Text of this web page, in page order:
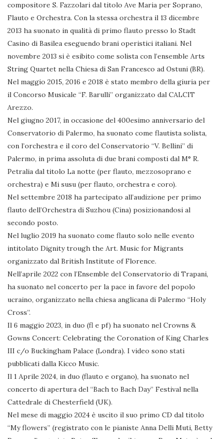
compositore S. Fazzolari dal titolo Ave Maria per Soprano,
Flauto e Orchestra. Con la stessa orchestra il 13 dicembre
2013 ha suonato in qualità di primo flauto presso lo Stadt
Casino di Basilea eseguendo brani operistici italiani. Nel
novembre 2013 si è esibito come solista con l’ensemble Arts
String Quartet nella Chiesa di San Francesco ad Ostuni (BR).
Nel maggio 2015, 2016 e 2018 è stato membro della giuria per
il Concorso Musicale “F. Barulli” organizzato dal CALCIT
Arezzo.
Nel giugno 2017, in occasione del 400esimo anniversario del
Conservatorio di Palermo, ha suonato come flautista solista,
con l’orchestra e il coro del Conservatorio “V. Bellini” di
Palermo, in prima assoluta di due brani composti dal M° R.
Petralia dal titolo La notte (per flauto, mezzosoprano e
orchestra) e Mi susu (per flauto, orchestra e coro).
Nel settembre 2018 ha partecipato all’audizione per primo
flauto dell’Orchestra di Suzhou (Cina) posizionandosi al
secondo posto.
Nel luglio 2019 ha suonato come flauto solo nelle evento
intitolato Dignity trough the Art. Music for Migrants
organizzato dal British Institute of Florence.
Nell’aprile 2022 con l’Ensemble del Conservatorio di Trapani,
ha suonato nel concerto per la pace in favore del popolo
ucraino, organizzato nella chiesa anglicana di Palermo “Holy
Cross”.
Il 6 maggio 2023, in duo (fl e pf) ha suonato nel Crowns &
Gowns Concert: Celebrating the Coronation of King Charles
III c/o Buckingham Palace (Londra). I video sono stati
pubblicati dalla Kicco Music.
Il 1 Aprile 2024, in duo (flauto e organo), ha suonato nel
concerto di apertura del “Bach to Bach Day” Festival nella
Cattedrale di Chesterfield (UK).
Nel mese di maggio 2024 è uscito il suo primo CD dal titolo
“My flowers” (registrato con le pianiste Anna Delli Muti, Betty